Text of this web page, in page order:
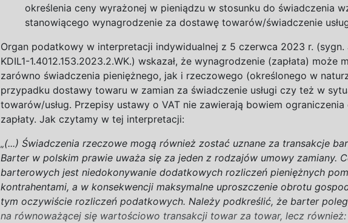
określenia ceny wyrażonej w pieniądzu w stosunku do świadczenia
stanowiącego wynagrodzenie za dostawę towarów/świadczenie
Organ podatkowy w interpretacji indywidualnej z 5 czerwca 2023 r. (sygn.
KDIL1-1.4012.153.2023.2.WK.) wskazał, że wynagrodzenie (zapłata) może
zarówno świadczenia pieniężnego, jak i rzeczowego (określonego w
przypadku dostawy towaru w zamian za świadczenie usługi czy też w
towarów/usług. Przepisy ustawy o VAT nie zawierają bowiem ograniczenia
zapłaty. Jak czytamy w tej interpretacji:
„(...) Świadczenia rzeczowe mogą również zostać uznane za transakcje
Barter w polskim prawie uważa się za jeden z rodzajów umowy zamiany.
barterowych jest niedokonywanie dodatkowych rozliczeń pieniężnych
kontrahentami, a w konsekwencji maksymalne uproszczenie obrotu
tym oczywiście rozliczeń podatkowych. Należy podkreślić, że barter
na równoważącej się wartościowo transakcji towar za towar, lecz również: